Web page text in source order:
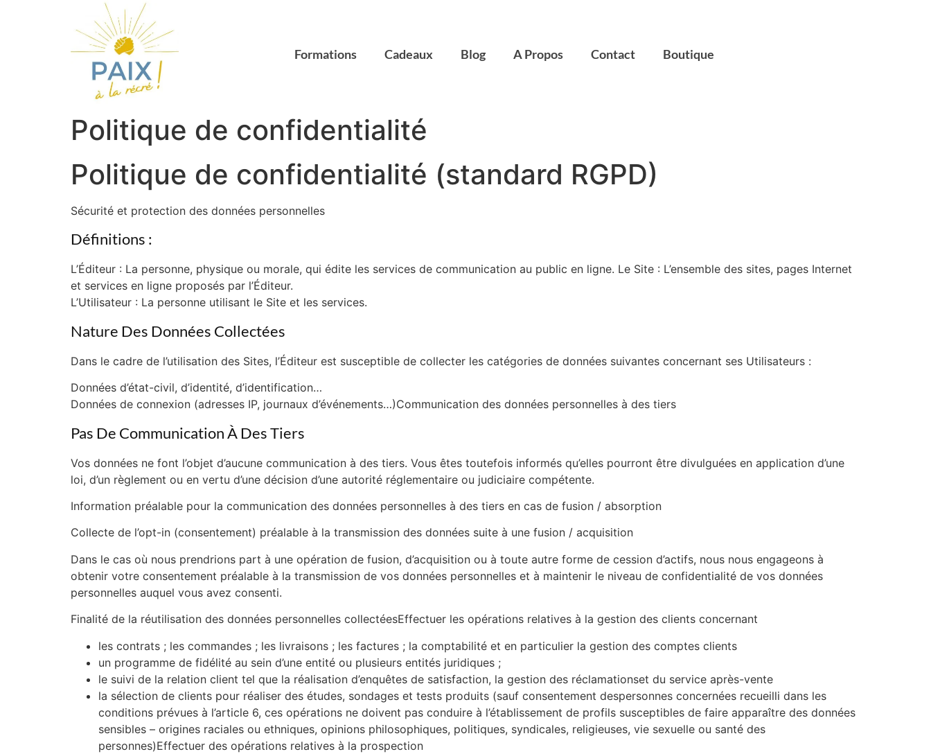
Formations Cadeaux Blog A Propos Contact Boutique
Politique de confidentialité
Politique de confidentialité (standard RGPD)
Sécurité et protection des données personnelles
Définitions :
L’Éditeur : La personne, physique ou morale, qui édite les services de communication au public en ligne. Le Site : L’ensemble des sites, pages Internet
et services en ligne proposés par l’Éditeur.
L’Utilisateur : La personne utilisant le Site et les services.
Nature Des Données Collectées
Dans le cadre de l’utilisation des Sites, l’Éditeur est susceptible de collecter les catégories de données suivantes concernant ses Utilisateurs :
Données d’état-civil, d’identité, d’identification…
Données de connexion (adresses IP, journaux d’événements…)Communication des données personnelles à des tiers
Pas De Communication À Des Tiers
Vos données ne font l’objet d’aucune communication à des tiers. Vous êtes toutefois informés qu’elles pourront être divulguées en application d’une
loi, d’un règlement ou en vertu d’une décision d’une autorité réglementaire ou judiciaire compétente.
Information préalable pour la communication des données personnelles à des tiers en cas de fusion / absorption
Collecte de l’opt-in (consentement) préalable à la transmission des données suite à une fusion / acquisition
Dans le cas où nous prendrions part à une opération de fusion, d’acquisition ou à toute autre forme de cession d’actifs, nous nous engageons à
obtenir votre consentement préalable à la transmission de vos données personnelles et à maintenir le niveau de confidentialité de vos données
personnelles auquel vous avez consenti.
Finalité de la réutilisation des données personnelles collectéesEffectuer les opérations relatives à la gestion des clients concernant
les contrats ; les commandes ; les livraisons ; les factures ; la comptabilité et en particulier la gestion des comptes clients
un programme de fidélité au sein d’une entité ou plusieurs entités juridiques ;
le suivi de la relation client tel que la réalisation d’enquêtes de satisfaction, la gestion des réclamationset du service après-vente
la sélection de clients pour réaliser des études, sondages et tests produits (sauf consentement despersonnes concernées recueilli dans les
conditions prévues à l’article 6, ces opérations ne doivent pas conduire à l’établissement de profils susceptibles de faire apparaître des données
sensibles – origines raciales ou ethniques, opinions philosophiques, politiques, syndicales, religieuses, vie sexuelle ou santé des
personnes)Effectuer des opérations relatives à la prospection